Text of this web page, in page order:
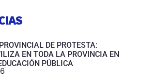
DE PROTESTA:
EN TODA LA PROVINCIA EN
PÚBLICA